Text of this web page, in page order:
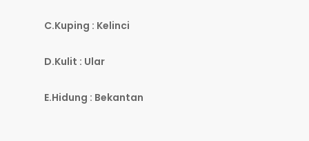
C.Kuping : Kelinci
D.Kulit : Ular
E.Hidung : Bekantan